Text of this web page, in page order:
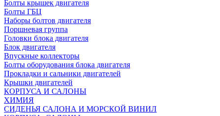
Болты крышек двигателя
Болты ГБЦ
Наборы болтов двигателя
Поршневая группа
Головки блока двигателя
Блок двигателя
Впускные коллекторы
Болты оборудования блока двигателя
Прокладки и сальники двигателей
Крышки двигателей
КОРПУСА И САЛОНЫ
ХИМИЯ
СИДЕНЬЯ САЛОНА И МОРСКОЙ ВИНИЛ